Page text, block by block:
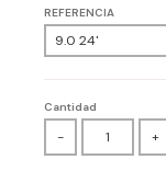
REFERENCIA
Cantidad
- +